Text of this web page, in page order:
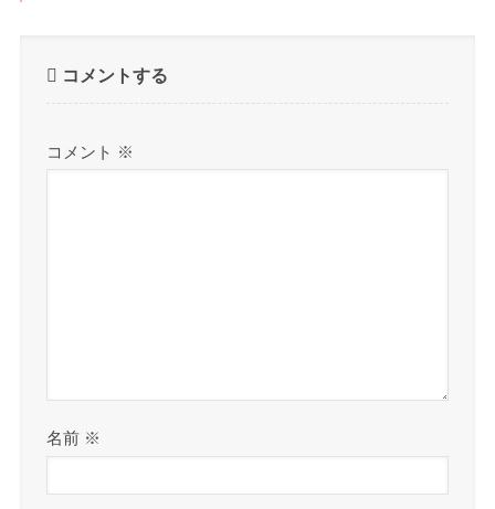
コメントする
コメント ※
名前 ※